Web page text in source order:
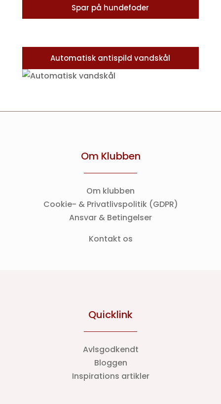
Spar på hundefoder
Automatisk antispild vandskål
Om Klubben
Om klubben
Cookie- & Privatlivspolitik (GDPR)
Ansvar & Betingelser
Kontakt os
Quicklink
Avlsgodkendt
Bloggen
Inspirations artikler